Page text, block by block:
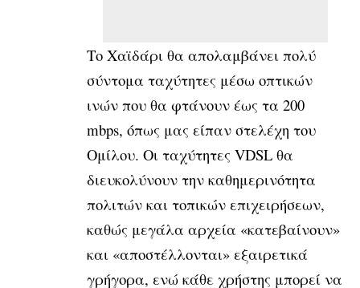
Το Χαϊδάρι θα απολαμβάνει πολύ
σύντομα ταχύτητες μέσω οπτικών
ινών που θα φτάνουν έως τα 200
mbps, όπως μας είπαν στελέχη του
Ομίλου. Οι ταχύτητες VDSL θα
διευκολύνουν την καθημερινότητα
πολιτών και τοπικών επιχειρήσεων,
καθώς μεγάλα αρχεία «κατεβαίνουν»
και «αποστέλλονται» εξαιρετικά
γρήγορα, ενώ κάθε χρήστης μπορεί να